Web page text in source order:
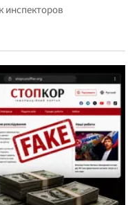
инспекторов